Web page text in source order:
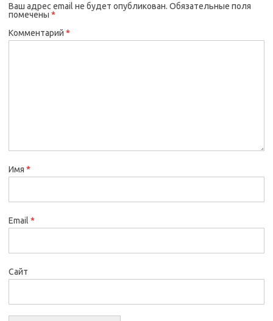
Ваш адрес email не будет опубликован. Обязательные поля
помечены *
Комментарий *
Имя *
Email *
Сайт